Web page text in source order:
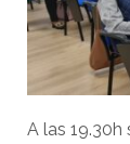
A las 19.30h